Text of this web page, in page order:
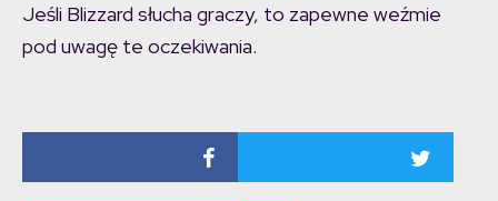
Jeśli Blizzard słucha graczy, to zapewne weźmie
pod uwagę te oczekiwania.